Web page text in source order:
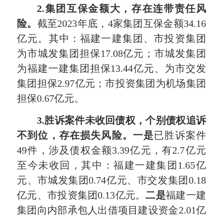
2.集团互保金额大，存在连带责任风
险。 截至2023年底，4家集团互保金额34.16
亿元。其中：福建一建集团、市投资集团
为市城发集团担保17.08亿元；市城发集团
为福建一建集团担保13.44亿元、为市交发
集团担保2.97亿元；市投资集团为机场集团
担保0.67亿元。
3.胜诉案件未收回债权，个别债权追诉
不到位，存在损失风险。一是已胜诉案件
49件，涉及债权金额3.39亿元，有2.7亿元
至今未收回，其中：福建一建集团1.65亿
元、市城发集团0.74亿元、市交发集团0.18
亿元、市投资集团0.13亿元。二是福建一建
集团向内部承包人出借项目建设资金2.01亿